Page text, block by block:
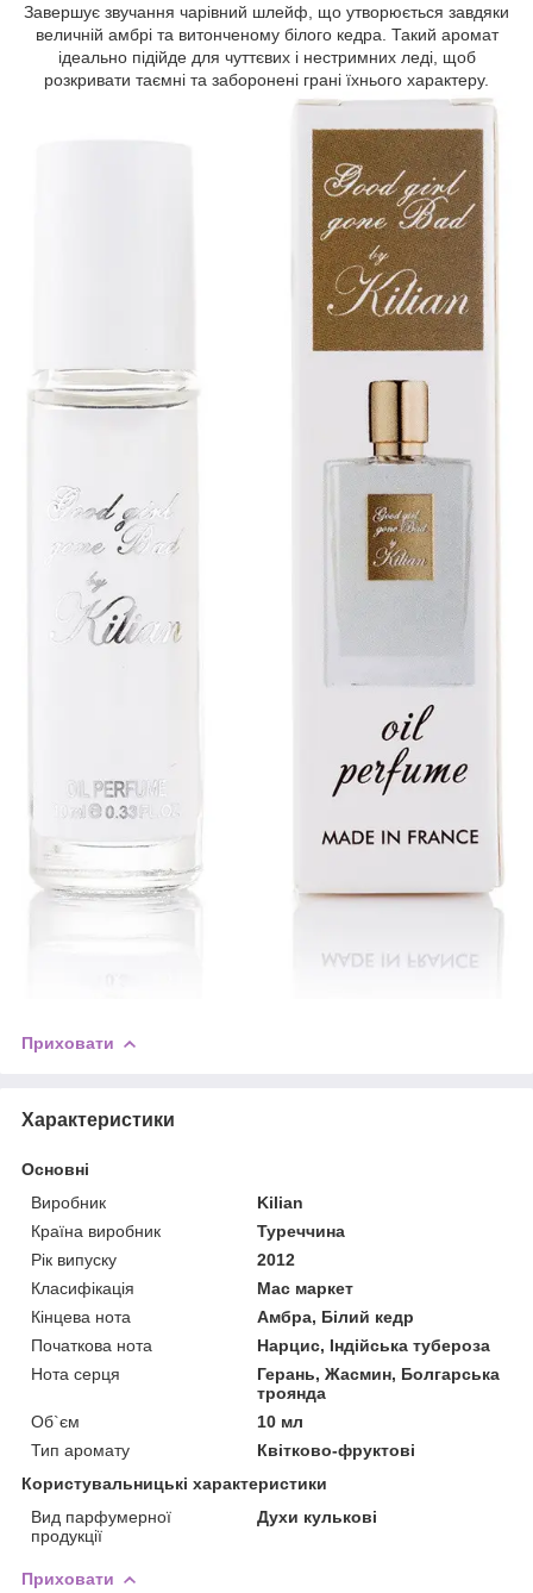
Завершує звучання чарівний шлейф, що утворюється завдяки
величній амбрі та витонченому білого кедра. Такий аромат
ідеально підійде для чуттєвих і нестримних леді, щоб
розкривати таємні та заборонені грані їхнього характеру.
Приховати
Характеристики
Основні
Виробник
Kilian
Країна виробник
Туреччина
Рік випуску
2012
Класифікація
Мас маркет
Кінцева нота
Амбра, Білий кедр
Початкова нота
Нарцис, Індійська тубероза
Нота серця
Герань, Жасмин, Болгарська
троянда
Об`єм
10 мл
Тип аромату
Квітково-фруктові
Користувальницькі характеристики
Вид парфумерної
продукції
Духи кулькові
Приховати